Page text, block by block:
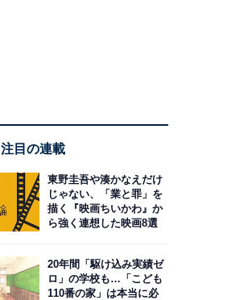
注目の連載
東野圭吾や湊かなえだけ
じゃない、「業と罪」を
描く『映画ちいかわ』か
ら強く連想した映画8選
20年間「駆け込み実績ゼ
ロ」の学校も…「こども
110番の家」は本当に必